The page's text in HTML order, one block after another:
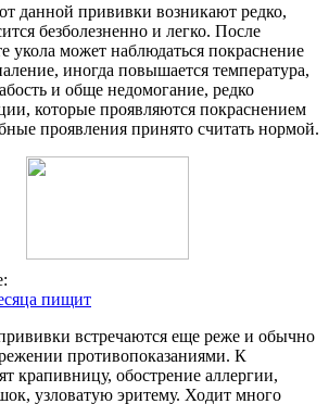
данной прививки возникают редко,
безболезненно и легко. После
укола может наблюдаться покраснение
иногда повышается температура,
и обще недомогание, редко
которые проявляются покраснением
проявления принято считать нормой.
пищит
встречаются еще реже и обычно
противопоказаниями. К
крапивницу, обострение аллергии,
узловатую эритему. Ходит много